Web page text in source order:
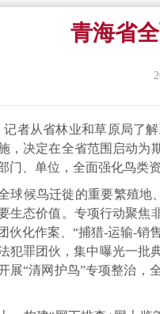
青海省
记者从省林业和草原局了
，决定在全省范围启动为
门、单位，全面强化鸟类
球候鸟迁徙的重要繁殖地
生态价值。专项行动聚焦
伙化作案、“捕猎-运输-销
犯罪团伙，集中曝光一批
展“清网护鸟”专项整治，